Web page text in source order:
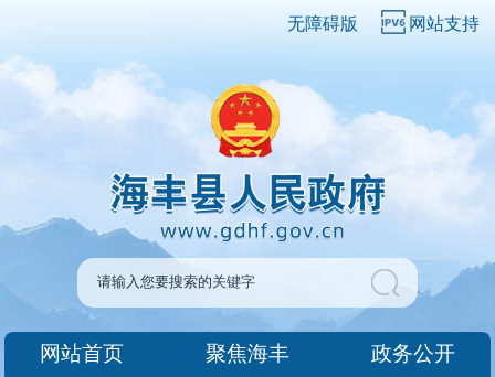
无障碍版 网站支持
网站首页 聚焦海丰
政务公开